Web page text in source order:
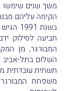
משך שנים שימשו
הקימה עליהם
בשנת 1991 הגיש המינהל מינהל מקרקעין ישראל (
תביעה לסילוק
המבורגר, מן
השלום בתל-אביב
תשתית עובדתית
משפחת